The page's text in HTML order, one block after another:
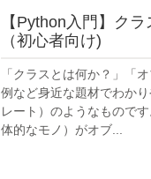
【Python入門】ク
（初心者向け)
「クラスとは何か？」「
例など身近な題材でわか
レート）のようなもので
体的なモノ）がオブ...